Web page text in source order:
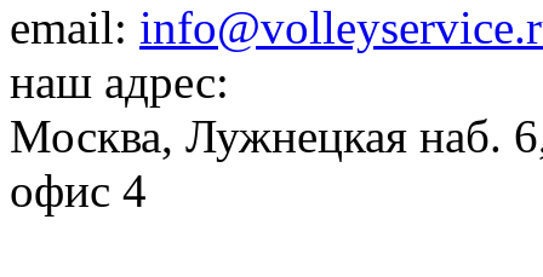
email:
наш адрес:
Москва, Лужнецкая наб.
офис 4